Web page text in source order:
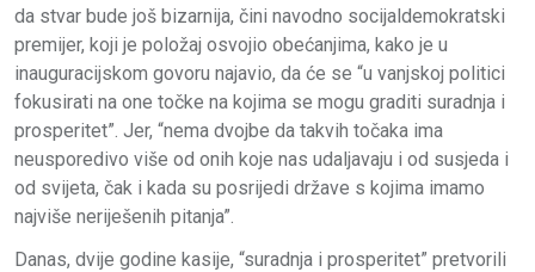
da stvar bude još bizarnija, čini navodno socijaldemokratski
premijer, koji je položaj osvojio obećanjima, kako je u
inauguracijskom govoru najavio, da će se “u vanjskoj politici
fokusirati na one točke na kojima se mogu graditi suradnja i
prosperitet”. Jer, “nema dvojbe da takvih točaka ima
neusporedivo više od onih koje nas udaljavaju i od susjeda i
od svijeta, čak i kada su posrijedi države s kojima imamo
najviše neriješenih pitanja”.
Danas, dvije godine kasije, “suradnja i prosperitet” pretvorili